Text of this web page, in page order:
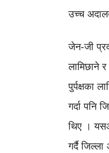
उच्च
जेन-जी
लामिछाने
पुर्पक्षका
गर्दा पनि
थिए ।
गर्दै